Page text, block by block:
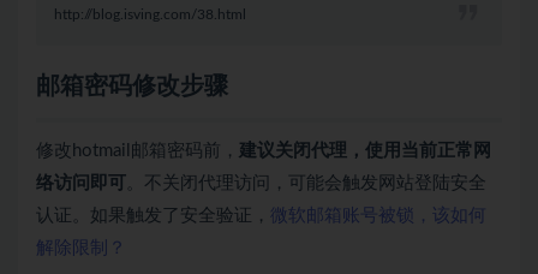
http://blog.isving.com/38.html
邮箱密码修改步骤
修改hotmail邮箱密码前， 建议关闭代理，使用当前正常网
络访问即可
。不关闭代理访问，可能会触发网站登陆安全
认证。如果触发了安全验证， 微软邮箱账号被锁，该如何
解除限制？